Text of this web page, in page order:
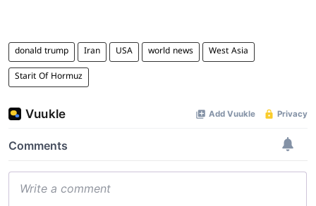
donald trump Iran USA world news West Asia
Starit Of Hormuz